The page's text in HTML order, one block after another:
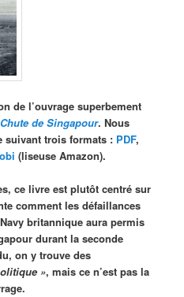
de l’ouvrage superbement
de Singapour. Nous
suivant trois formats : PDF,
(liseuse Amazon).
ce livre est plutôt centré sur
comment les défaillances
britannique aura permis
durant la seconde
on y trouve des
», mais ce n’est pas la